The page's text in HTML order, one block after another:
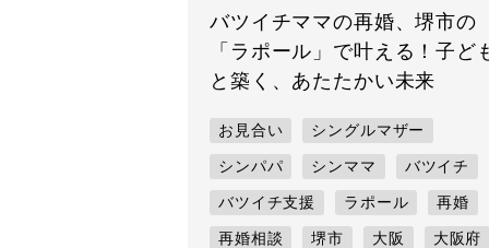
バツイチママの再婚、堺市の
「ラポール」で叶える！子ど
と築く、あたたかい未来
お見合い シングルマザー
シンパパ シンママ バツイチ
バツイチ支援 ラポール 再婚
再婚相談 堺市 大阪 大阪府